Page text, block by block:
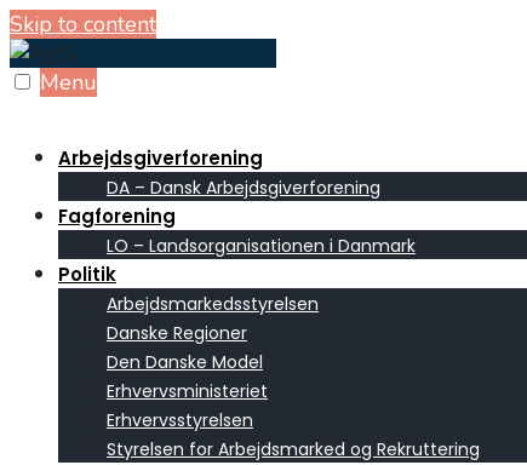
Skip to content
Menu
Arbejdsgiverforening
DA – Dansk Arbejdsgiverforening
Fagforening
LO – Landsorganisationen i Danmark
Politik
Arbejdsmarkedsstyrelsen
Danske Regioner
Den Danske Model
Erhvervsministeriet
Erhvervsstyrelsen
Styrelsen for Arbejdsmarked og Rekruttering